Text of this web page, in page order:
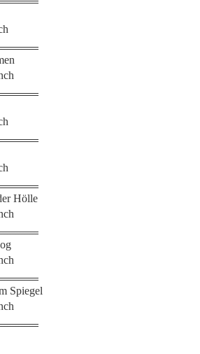
Hölle
Spiegel